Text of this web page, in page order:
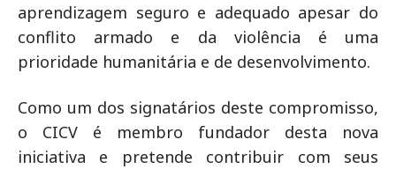
aprendizagem seguro e adequado apesar do
conflito armado e da violência é uma
prioridade humanitária e de desenvolvimento.
Como um dos signatários deste compromisso,
o CICV é membro fundador desta nova
iniciativa e pretende contribuir com seus